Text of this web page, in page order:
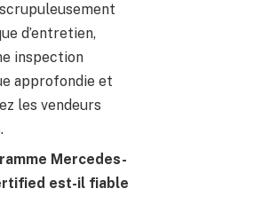
d’entretien,
inspection
approfondie et
les vendeurs
Mercedes-
est-il fiable